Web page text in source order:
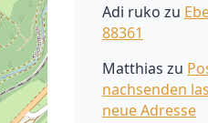
Adi ruko zu
88361
Matthias zu
nachsenden
neue Adresse